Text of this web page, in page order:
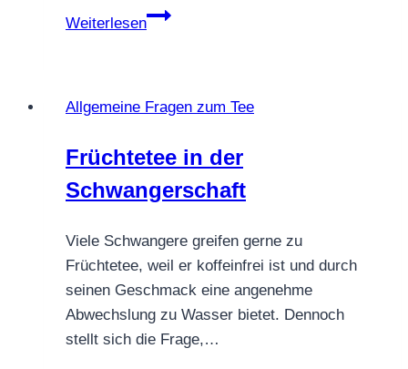
Weiterlesen
Wie
Teestrauch?
Allgemeine Fragen zum Tee
Früchtetee in der
Schwangerschaft
Viele Schwangere greifen gerne zu
Früchtetee, weil er koffeinfrei ist und durch
seinen Geschmack eine angenehme
Abwechslung zu Wasser bietet. Dennoch
stellt sich die Frage,…